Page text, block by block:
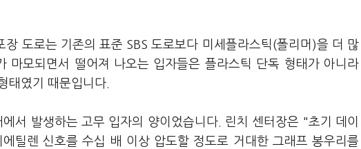
도로는 기존의 표준 SBS 도로보다 미세플라스틱(폴리머)을 더 많
마모되면서 떨어져 나오는 입자들은 플라스틱 단독 형태가 아니라
태였기 때문입니다.
서 발생하는 고무 입자의 양이었습니다. 린치 센터장은 "초기 데이
틸렌 신호를 수십 배 이상 압도할 정도로 거대한 그래프 봉우리를